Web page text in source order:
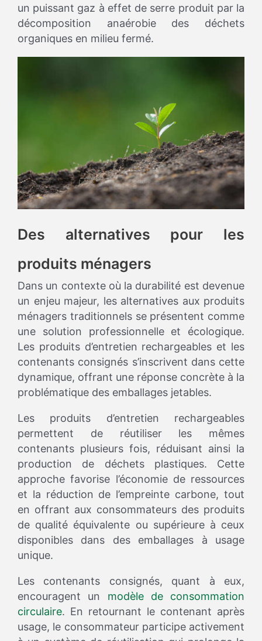
un puissant gaz à effet de serre produit par la
décomposition anaérobie des déchets
organiques en milieu fermé.
Des alternatives pour les
produits ménagers
Dans un contexte où la durabilité est devenue
un enjeu majeur, les alternatives aux produits
ménagers traditionnels se présentent comme
une solution professionnelle et écologique.
Les produits d’entretien rechargeables et les
contenants consignés s’inscrivent dans cette
dynamique, offrant une réponse concrète à la
problématique des emballages jetables.
Les produits d’entretien rechargeables
permettent de réutiliser les mêmes
contenants plusieurs fois, réduisant ainsi la
production de déchets plastiques. Cette
approche favorise l’économie de ressources
et la réduction de l’empreinte carbone, tout
en offrant aux consommateurs des produits
de qualité équivalente ou supérieure à ceux
disponibles dans des emballages à usage
unique.
Les contenants consignés, quant à eux,
encouragent un modèle de consommation
circulaire. En retournant le contenant après
usage, le consommateur participe activement